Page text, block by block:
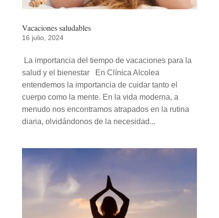
Vacaciones saludables
16 julio, 2024
La importancia del tiempo de vacaciones para la
salud y el bienestar En Clínica Alcolea
entendemos la importancia de cuidar tanto el
cuerpo como la mente. En la vida moderna, a
menudo nos encontramos atrapados en la rutina
diaria, olvidándonos de la necesidad...